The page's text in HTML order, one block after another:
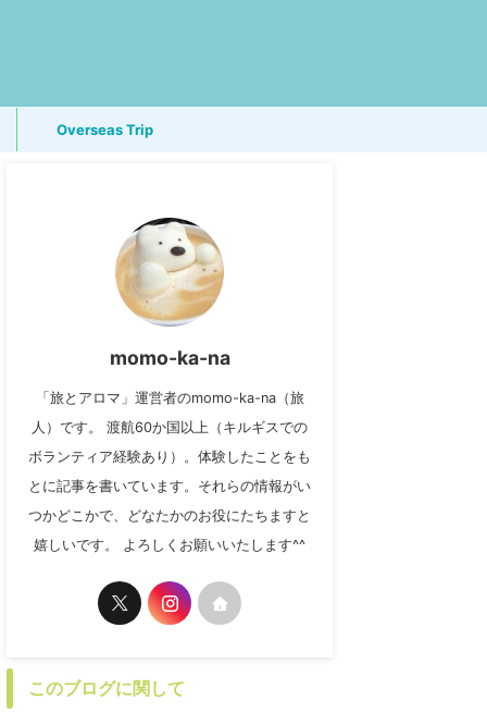
Overseas Trip
momo-ka-na
「旅とアロマ」運営者のmomo-ka-na（旅
人）です。 渡航60か国以上（キルギスでの
ボランティア経験あり）。体験したことをも
とに記事を書いています。それらの情報がい
つかどこかで、どなたかのお役にたちますと
嬉しいです。 よろしくお願いいたします^^
このブログに関して